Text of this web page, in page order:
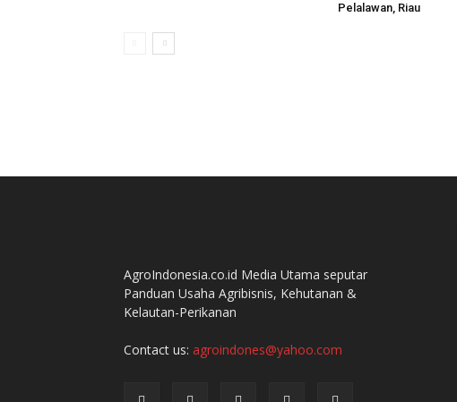
Pelalawan, Riau
AgroIndonesia.co.id Media Utama seputar
Panduan Usaha Agribisnis, Kehutanan &
Kelautan-Perikanan
Contact us: agroindones@yahoo.com